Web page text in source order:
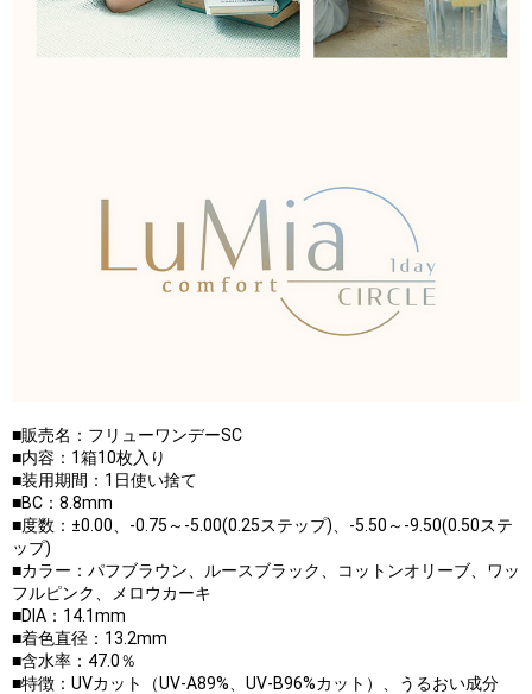
■販売名：フリューワンデーSC
■内容：1箱10枚入り
■装用期間：1日使い捨て
■BC：8.8mm
■度数：±0.00、-0.75～-5.00(0.25ステップ)、-5.50～-9.50(0.50ステ
ップ)
■カラー：パフブラウン、ルースブラック、コットンオリーブ、ワッ
フルピンク、メロウカーキ
■DIA：14.1mm
■着色直径：13.2mm
■含水率：47.0％
■特徴：UVカット（UV-A89%、UV-B96%カット）、うるおい成分